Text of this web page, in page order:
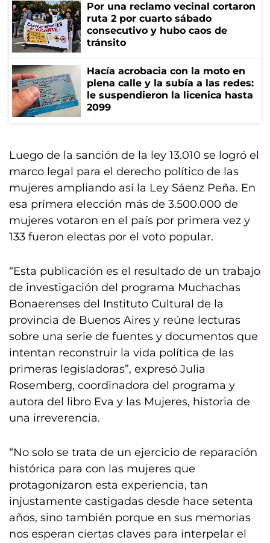
Por una reclamo vecinal cortaron
ruta 2 por cuarto sábado
consecutivo y hubo caos de
tránsito
Hacía acrobacia con la moto en
plena calle y la subía a las redes:
le suspendieron la licenica hasta
2099
Luego de la sanción de la ley 13.010 se logró el
marco legal para el derecho político de las
mujeres ampliando así la Ley Sáenz Peña. En
esa primera elección más de 3.500.000 de
mujeres votaron en el país por primera vez y
133 fueron electas por el voto popular.
“Esta publicación es el resultado de un trabajo
de investigación del programa Muchachas
Bonaerenses del Instituto Cultural de la
provincia de Buenos Aires y reúne lecturas
sobre una serie de fuentes y documentos que
intentan reconstruir la vida política de las
primeras legisladoras”, expresó Julia
Rosemberg, coordinadora del programa y
autora del libro Eva y las Mujeres, historia de
una irreverencia.
“No solo se trata de un ejercicio de reparación
histórica para con las mujeres que
protagonizaron esta experiencia, tan
injustamente castigadas desde hace setenta
años, sino también porque en sus memorias
nos esperan ciertas claves para interpelar el